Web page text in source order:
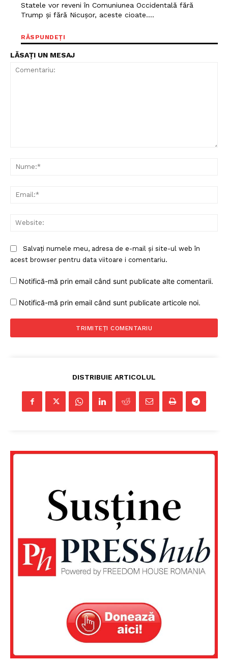
Statele vor reveni în Comuniunea Occidentală fără
Trump și fără Nicușor, aceste cioate….
RĂSPUNDEȚI
LĂSAȚI UN MESAJ
Salvați numele meu, adresa de e-mail și site-ul web în
acest browser pentru data viitoare i comentariu.
Notifică-mă prin email când sunt publicate alte comentarii.
Notifică-mă prin email când sunt publicate articole noi.
DISTRIBUIE ARTICOLUL